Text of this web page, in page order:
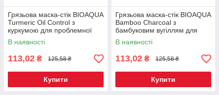
Грязьова маска-стік BIOAQUA
Turmeric Oil Control з
куркумою для проблемної
шкіри 40 г
В наявності
113,02 ₴ 125,58 ₴
Купити
Грязьова маска-стік BIOAQUA
Bamboo Charcoal з
бамбуковим вугіллям для
проблемної шкіри 40 г
В наявності
113,02 ₴ 125,58 ₴
Купити